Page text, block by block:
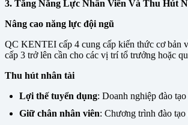
3. Tăng Năng Lực Nhân Viên Và Thu Hút
Nâng cao năng lực đội ngũ
QC KENTEI cấp 4 cung cấp kiến thức cơ bản
cấp 3 trở lên cần cho các vị trí tổ trưởng hoặc
Thu hút nhân tài
Lợi thế tuyển dụng: Doanh nghiệp đào
Giữ chân nhân viên: Chương trình đào